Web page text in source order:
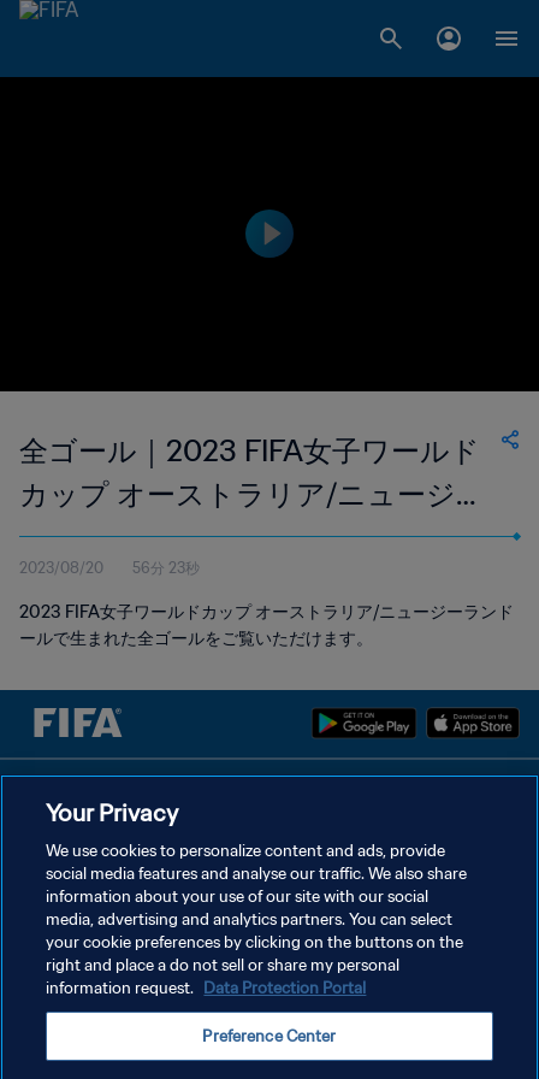
全ゴール｜2023 FIFA女子ワールド
カップ オーストラリア/ニュージー
ランド
2023/08/20 56分 23秒
2023 FIFA女子ワールドカップ オーストラリア/ニュージーランド
ールで生まれた全ゴールをご覧いただけます。
クッキー設定の管理
Copyright © 1994 - 2026 FIFA. All rights reserved.
Your Privacy
We use cookies to personalize content and ads, provide
social media features and analyse our traffic. We also share
information about your use of our site with our social
media, advertising and analytics partners. You can select
your cookie preferences by clicking on the buttons on the
right and place a do not sell or share my personal
information request. Data Protection Portal
Preference Center